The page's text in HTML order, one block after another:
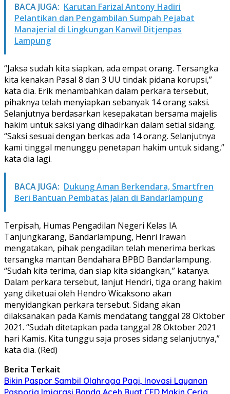
BACA JUGA: Karutan Farizal Antony Hadiri
Pelantikan dan Pengambilan Sumpah Pejabat
Manajerial di Lingkungan Kanwil Ditjenpas
Lampung
“Jaksa sudah kita siapkan, ada empat orang. Tersangka
kita kenakan Pasal 8 dan 3 UU tindak pidana korupsi,”
kata dia. Erik menambahkan dalam perkara tersebut,
pihaknya telah menyiapkan sebanyak 14 orang saksi.
Selanjutnya berdasarkan kesepakatan bersama majelis
hakim untuk saksi yang dihadirkan dalam setial sidang.
“Saksi sesuai dengan berkas ada 14 orang. Selanjutnya
kami tinggal menunggu penetapan hakim untuk sidang,”
kata dia lagi.
BACA JUGA: Dukung Aman Berkendara, Smartfren
Beri Bantuan Pembatas Jalan di Bandarlampung
Terpisah, Humas Pengadilan Negeri Kelas IA
Tanjungkarang, Bandarlampung, Henri Irawan
mengatakan, pihak pengadilan telah menerima berkas
tersangka mantan Bendahara BPBD Bandarlampung.
“Sudah kita terima, dan siap kita sidangkan,” katanya.
Dalam perkara tersebut, lanjut Hendri, tiga orang hakim
yang diketuai oleh Hendro Wicaksono akan
menyidangkan perkara tersebut. Sidang akan
dilaksanakan pada Kamis mendatang tanggal 28 Oktober
2021. “Sudah ditetapkan pada tanggal 28 Oktober 2021
hari Kamis. Kita tunggu saja proses sidang selanjutnya,”
kata dia. (Red)
Berita Terkait
Bikin Paspor Sambil Olahraga Pagi, Inovasi Layanan
Pasporia Imigrasi Banda Aceh Buat CFD Makin Ceria